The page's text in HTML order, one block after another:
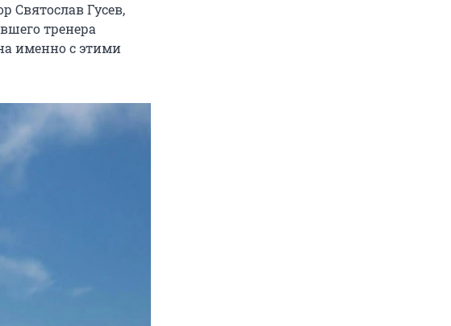
Гусев,
тренера
именно с этими